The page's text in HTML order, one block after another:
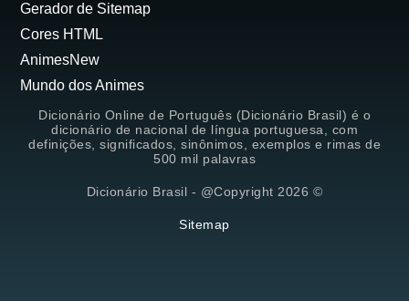
Gerador de Sitemap
Cores HTML
AnimesNew
Mundo dos Animes
Dicionário Online de Português (Dicionário Brasil) é o
dicionário de nacional de língua portuguesa, com
definições, significados, sinônimos, exemplos e rimas de
500 mil palavras
Dicionário Brasil - @Copyright 2026 ©
Sitemap